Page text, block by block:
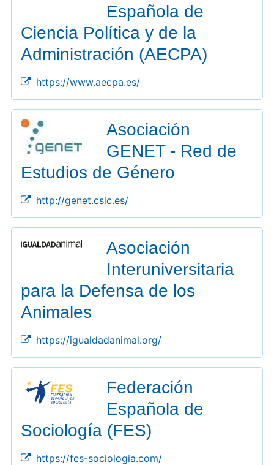
Española de
Ciencia Política y de la
Administración (AECPA)
https://www.aecpa.es/
Asociación
GENET - Red de
Estudios de Género
http://genet.csic.es/
Asociación
Interuniversitaria
para la Defensa de los
Animales
https://igualdadanimal.org/
Federación
Española de
Sociología (FES)
https://fes-sociologia.com/